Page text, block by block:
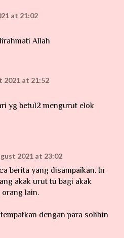
at 21:02
Allah
2021 at 21:52
yg betul2 mengurut elok
2021 at 23:02
berita yang disampaikan. In
akak urut tu bagi akak
orang lain.
dengan para solihin